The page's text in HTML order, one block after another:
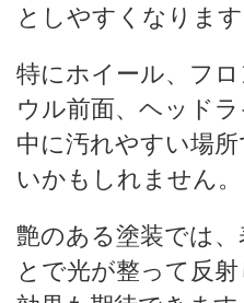
としやすくなります
特にホイール、フ
ウル前面、ヘッド
中に汚れやすい場
いかもしれません。
艶のある塗装では
とで光が整って反